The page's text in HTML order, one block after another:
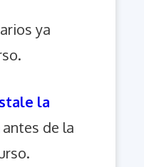
ya
la
antes de la